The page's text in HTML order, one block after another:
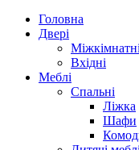
Головна
Двері
Вхідні
Меблі
Спальні
Ліжка
Шафи